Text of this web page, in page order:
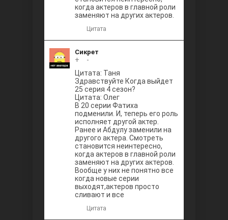
когда актеров в главной роли
заменяют на других актеров.
Цитата
Сикрет
+
-
Цитата: Таня
Здравствуйте Когда выйдет
25 серия 4 сезон?
Цитата: Олег
В 20 серии Фатиха
подменили. И, теперь его роль
исполняет другой актер.
Ранее и Абдулу заменили на
другого актера. Смотреть
становится неинтересно,
когда актеров в главной роли
заменяют на других актеров.
Вообще у них не понятно все
когда новые серии
выходят,актеров просто
сливают и все
Цитата